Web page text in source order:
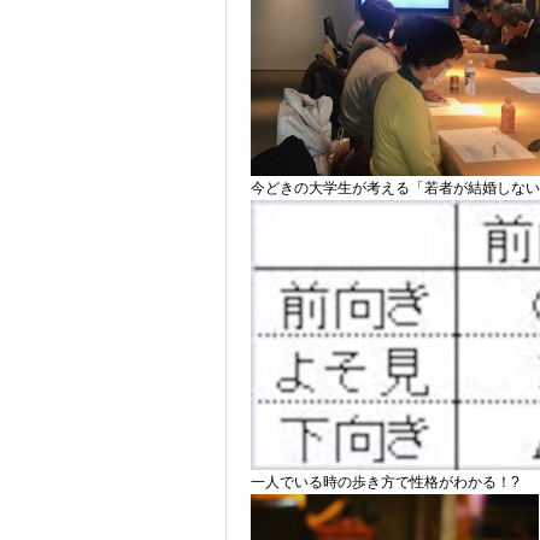
今どきの大学生が考える「若者が結婚しな
一人でいる時の歩き方で性格がわかる！?